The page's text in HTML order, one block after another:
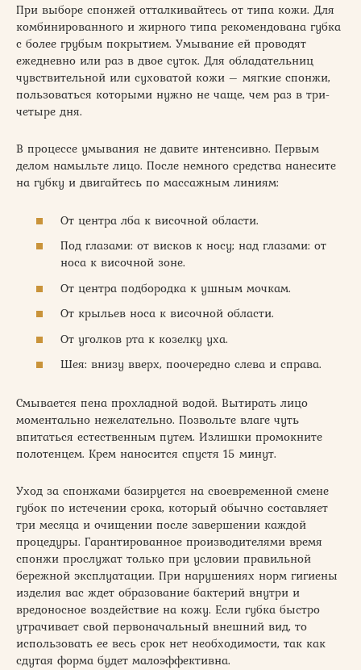
При выборе спонжей отталкивайтесь от типа кожи. Для
комбинированного и жирного типа рекомендована губка
с более грубым покрытием. Умывание ей проводят
ежедневно или раз в двое суток. Для обладательниц
чувствительной или суховатой кожи – мягкие спонжи,
пользоваться которыми нужно не чаще, чем раз в три-
четыре дня.
В процессе умывания не давите интенсивно. Первым
делом намыльте лицо. После немного средства нанесите
на губку и двигайтесь по массажным линиям:
От центра лба к височной области.
Под глазами: от висков к носу; над глазами: от
носа к височной зоне.
От центра подбородка к ушным мочкам.
От крыльев носа к височной области.
От уголков рта к козелку уха.
Шея: внизу вверх, поочередно слева и справа.
Смывается пена прохладной водой. Вытирать лицо
моментально нежелательно. Позвольте влаге чуть
впитаться естественным путем. Излишки промокните
полотенцем. Крем наносится спустя 15 минут.
Уход за спонжами базируется на своевременной смене
губок по истечении срока, который обычно составляет
три месяца и очищении после завершении каждой
процедуры. Гарантированное производителями время
спонжи прослужат только при условии правильной
бережной эксплуатации. При нарушениях норм гигиены
изделия вас ждет образование бактерий внутри и
вредоносное воздействие на кожу. Если губка быстро
утрачивает свой первоначальный внешний вид, то
использовать ее весь срок нет необходимости, так как
сдутая форма будет малоэффективна.